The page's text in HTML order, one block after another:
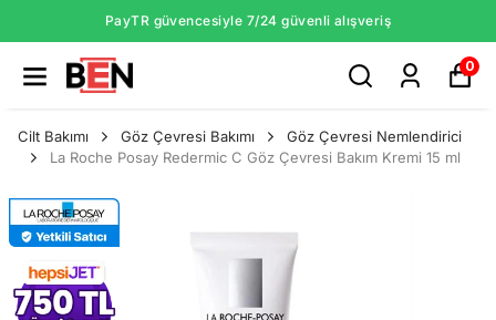
PayTR güvencesiyle 7/24 güvenli alışveriş
0
Cilt Bakımı Göz Çevresi Bakımı
Göz Çevresi Nemlendirici
La Roche Posay Redermic C Göz Çevresi Bakım Kremi 15 ml